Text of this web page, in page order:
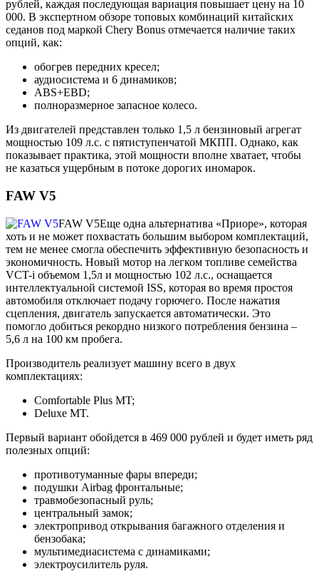
рублей, каждая последующая вариация повышает цену на 10
000. В экспертном обзоре топовых комбинаций китайских
седанов под маркой Chery Bonus отмечается наличие таких
опций, как:
обогрев передних кресел;
аудиосистема и 6 динамиков;
ABS+EBD;
полноразмерное запасное колесо.
Из двигателей представлен только 1,5 л бензиновый агрегат
мощностью 109 л.с. с пятиступенчатой МКПП. Однако, как
показывает практика, этой мощности вполне хватает, чтобы
не казаться ущербным в потоке дорогих иномарок.
FAW V5
FAW V5Еще одна альтернатива «Приоре», которая
хоть и не может похвастать большим выбором комплектаций,
тем не менее смогла обеспечить эффективную безопасность и
экономичность. Новый мотор на легком топливе семейства
VCT-i объемом 1,5л и мощностью 102 л.с., оснащается
интеллектуальной системой ISS, которая во время простоя
автомобиля отключает подачу горючего. После нажатия
сцепления, двигатель запускается автоматически. Это
помогло добиться рекордно низкого потребления бензина –
5,6 л на 100 км пробега.
Производитель реализует машину всего в двух
комплектациях:
Comfortable Plus MT;
Deluxe MT.
Первый вариант обойдется в 469 000 рублей и будет иметь ряд
полезных опций:
противотуманные фары впереди;
подушки Airbag фронтальные;
травмобезопасный руль;
центральный замок;
электропривод открывания багажного отделения и
бензобака;
мультимедиасистема с динамиками;
электроусилитель руля.